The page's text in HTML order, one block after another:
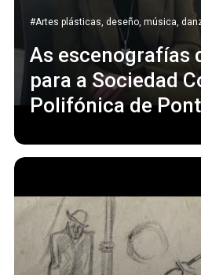
#Artes plásticas, deseño, música,
As escenografías
para a Sociedad
Polifónica de